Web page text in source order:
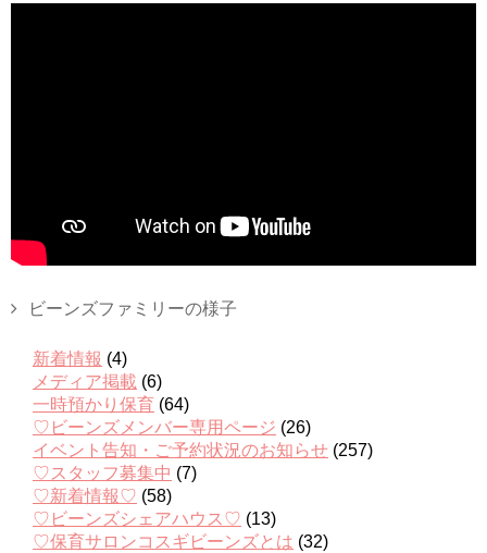
ビーンズファミリーの様子
新着情報 (4)
メディア掲載 (6)
一時預かり保育 (64)
♡ビーンズメンバー専用ページ (26)
イベント告知・ご予約状況のお知らせ (257)
♡スタッフ募集中 (7)
♡新着情報♡ (58)
♡ビーンズシェアハウス♡ (13)
♡保育サロンコスギビーンズとは (32)